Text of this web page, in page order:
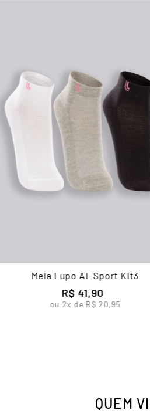
Meia Lupo AF Sport Kit3
R$ 41,90
ou 2x de R$ 20,95
QUEM